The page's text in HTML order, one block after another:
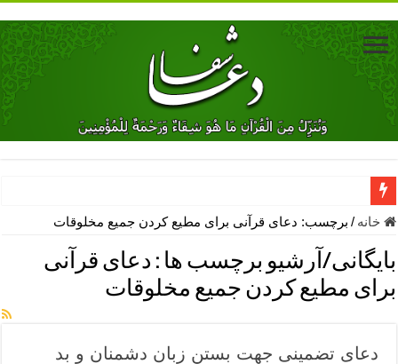
دعای جلب محبت فوری معشوق – دعای جلب محبت شوهر
دعای مشکل گشا برای رفع فقر – ذکرهای روزی‌ بخش
معجزات دعای یا من اظهر الجمیل – دعای یا من اظهر الجمیل برای
مهم ترین اذکار الهی و فضیلت آن ها – ذکر مخصوص مستجاب الدعوه
خانه / برچسب: دعای قرآنی برای مطیع کردن جمیع مخلوقات
بایگانی/آرشیو برچسب ها : دعای قرآنی
برای مطیع کردن جمیع مخلوقات
دعای تضمینی جهت بستن زبان دشمنان و بد